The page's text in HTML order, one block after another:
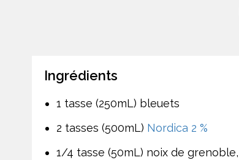
Ingrédients
1 tasse (250mL) bleuets
2 tasses (500mL) Nordica 2 %
1/4 tasse (50mL) noix de grenoble,